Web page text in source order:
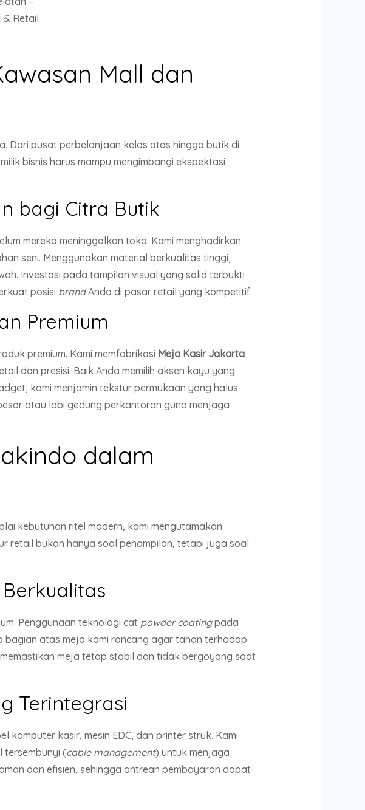
& Retail
Mall dan
Dari pusat perbelanjaan kelas atas hingga butik di
bisnis harus mampu mengimbangi ekspektasi
bagi Citra Butik
mereka meninggalkan toko. Kami menghadirkan
seni. Menggunakan material berkualitas tinggi,
Investasi pada tampilan visual yang solid terbukti
posisi brandAnda di pasar retail yang kompetitif.
Premium
premium. Kami memfabrikasi Meja Kasir Jakarta
dan presisi. Baik Anda memilih aksen kayu yang
kami menjamin tekstur permukaan yang halus
atau lobi gedung perkantoran guna menjaga
dalam
kebutuhan ritel modern, kami mengutamakan
retail bukan hanya soal penampilan, tetapi juga soal
Penggunaan teknologi cat powder coatingpada
atas meja kami rancang agar tahan terhadap
meja tetap stabil dan tidak bergoyang saat
Terintegrasi
komputer kasir, mesin EDC, dan printer struk. Kami
tersembunyi (cable management) untuk menjaga
dan efisien, sehingga antrean pembayaran dapat